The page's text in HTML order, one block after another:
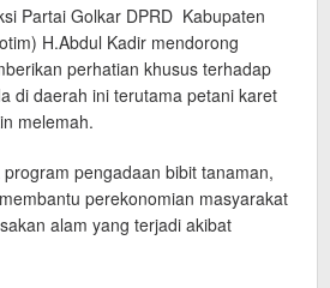
Partai Golkar DPRD Kabupaten
H.Abdul Kadir mendorong
perhatian khusus terhadap
di daerah ini terutama petani karet
melemah.
pengadaan bibit tanaman,
perekonomian masyarakat
alam yang terjadi akibat